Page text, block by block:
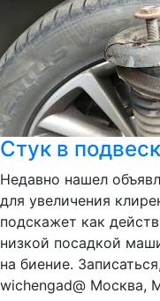
Стук в
Недавно нашел
для увеличения
подскажет как
низкой посадкой
на биение.
wichengad@ Москва,